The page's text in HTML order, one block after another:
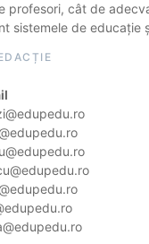
profesori, cât de
sistemele de educație